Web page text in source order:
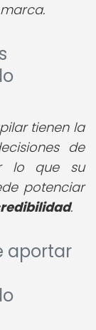
tienen la
de
lo que su
potenciar
.
aportar